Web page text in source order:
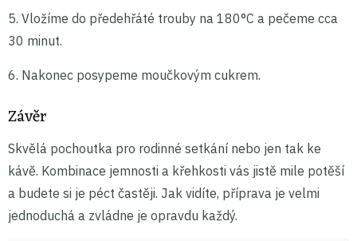
5. Vložíme do předehřáté trouby na 180°C a pečeme cca
30 minut.
6. Nakonec posypeme moučkovým cukrem.
Závěr
Skvělá pochoutka pro rodinné setkání nebo jen tak ke
kávě. Kombinace jemnosti a křehkosti vás jistě mile potěší
a budete si je péct častěji. Jak vidíte, příprava je velmi
jednoduchá a zvládne je opravdu každý.